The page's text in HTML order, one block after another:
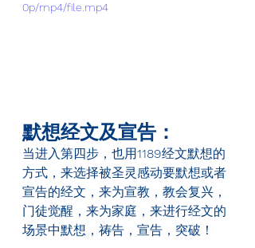
0p/mp4/file.mp4
默想经文及宣告：
当进入第四步，也用1189经文默想的
方式，来选择被圣灵感动要默想或者
宣告的经文，来为宣教，教会复兴，
门徒觉醒，来为家庭，来进行经文的
场景中默想，祷告，宣告，突破！